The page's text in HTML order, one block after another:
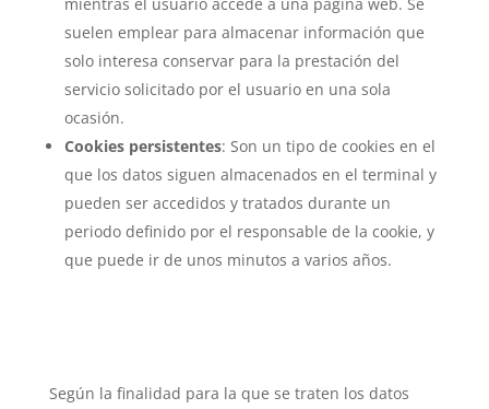
suelen emplear para almacenar información que
solo interesa conservar para la prestación del
servicio solicitado por el usuario en una sola
ocasión.
Cookies persistentes: Son un tipo de cookies en el
que los datos siguen almacenados en el terminal y
pueden ser accedidos y tratados durante un
periodo definido por el responsable de la cookie, y
que puede ir de unos minutos a varios años.
Según la finalidad para la que se traten los datos